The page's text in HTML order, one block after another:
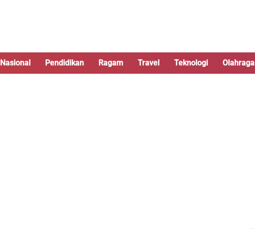
Nasional Pendidikan Ragam Travel Teknologi Olahraga